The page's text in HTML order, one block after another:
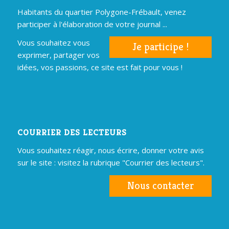
Habitants du quartier Polygone-Frébault, venez
participer à l'élaboration de votre journal ...
Je participe !
Vous souhaitez vous
exprimer, partager vos
idées, vos passions, ce site est fait pour vous !
COURRIER DES LECTEURS
Vous souhaitez réagir, nous écrire, donner votre avis
sur le site : visitez la rubrique "Courrier des lecteurs".
Nous contacter